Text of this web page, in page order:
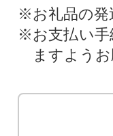
※お礼品の発
※お支払い手
ますよう